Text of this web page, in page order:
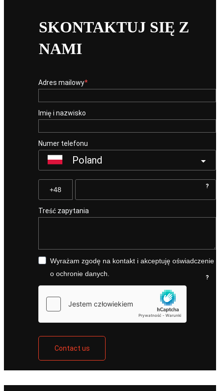
SKONTAKTUJ SIĘ Z
NAMI
Adres mailowy
Imię i nazwisko
Numer telefonu
Poland
?
Treść zapytania
Wyrażam zgodę na kontakt i akceptuję oświadczenie
o ochronie danych.
?
Contact us